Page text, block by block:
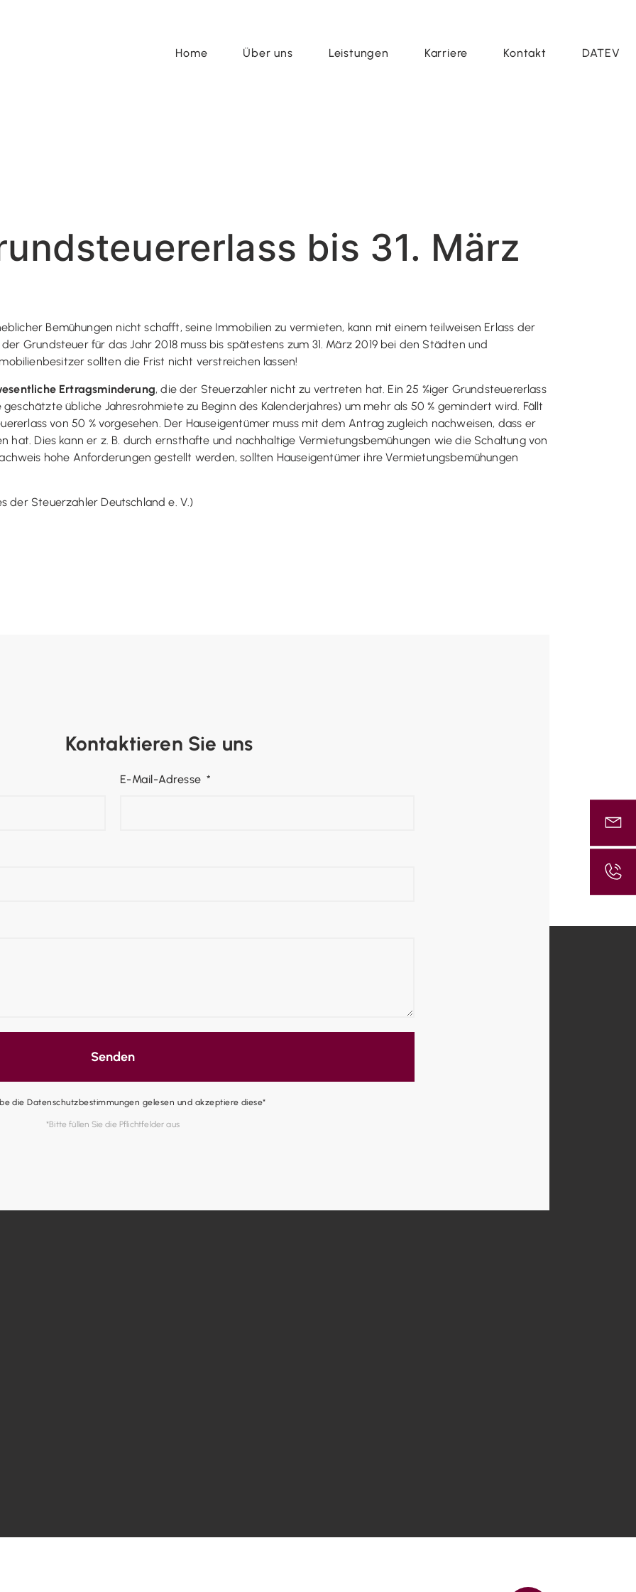
Home Über uns Leistungen Karriere Kontakt DATEV
bis 31. März
Bemühungen nicht schafft, seine Immobilien zu vermieten, kann mit einem teilweisen Erlass der
Grundsteuer für das Jahr 2018 muss bis spätestens zum 31. März 2019 bei den Städten und
sollten die Frist nicht verstreichen lassen!
Ertragsminderung, die der Steuerzahler nicht zu vertreten hat. Ein 25 %iger Grundsteuererlass
übliche Jahresrohmiete zu Beginn des Kalenderjahres) um mehr als 50 % gemindert wird. Fällt
von 50 % vorgesehen. Der Hauseigentümer muss mit dem Antrag zugleich nachweisen, dass er
hat. Dies kann er z. B. durch ernsthafte und nachhaltige Vermietungsbemühungen wie die Schaltung von
hohe Anforderungen gestellt werden, sollten Hauseigentümer ihre Vermietungsbemühungen
der Steuerzahler Deutschland e. V.)
Kontaktieren Sie uns
E-Mail-Adresse
die Datenschutzbestimmungen gelesen und akzeptiere diese*
*Bitte füllen Sie die Pflichtfelder aus
Senden